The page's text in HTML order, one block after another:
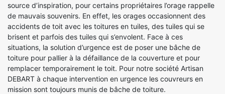
source d’inspiration, pour certains propriétaires l’orage rappelle
de mauvais souvenirs. En effet, les orages occasionnent des
accidents de toit avec les toitures en tuiles, des tuiles qui se
brisent et parfois des tuiles qui s’envolent. Face à ces
situations, la solution d’urgence est de poser une bâche de
toiture pour pallier à la défaillance de la couverture et pour
remplacer temporairement le toit. Pour notre société Artisan
DEBART à chaque intervention en urgence les couvreurs en
mission sont toujours munis de bâche de toiture.